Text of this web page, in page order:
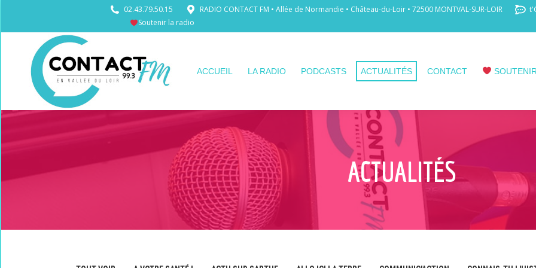
02.43.79.50.15 RADIO CONTACT FM • Allée de Normandie • Château-du-Loir • 72500 MONTVAL-SUR-LOIR
Soutenir la radio
ACCUEIL LA RADIO PODCASTS ACTUALITÉS CONTACT
ACTUALITÉS